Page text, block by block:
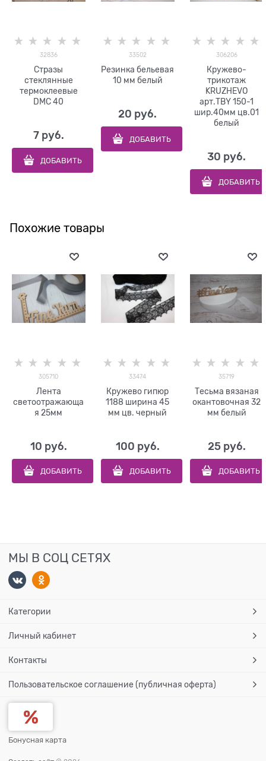
32836
Стразы
стеклянные
термоклеевые
DMC 40
7 руб.
ДОБАВИТЬ
33502
Резинка бельевая
10 мм белый
20 руб.
ДОБАВИТЬ
306206
Кружево-
трикотаж
KRUZHEVO
арт.TBY 150-1
шир.40мм цв.01
белый
30 руб.
ДОБАВИТЬ
Похожие товары
305710
Лента
светоотражающа
я 25мм
10 руб.
ДОБАВИТЬ
33474
Кружево гипюр
1188 ширина 45
мм цв. черный
100 руб.
ДОБАВИТЬ
35719
Тесьма вязаная
окантовочная 32
мм белый
25 руб.
ДОБАВИТЬ
МЫ В СОЦ СЕТЯХ
Категории
Личный кабинет
Контакты
Пользовательское соглашение (публичная оферта)
Бонусная карта